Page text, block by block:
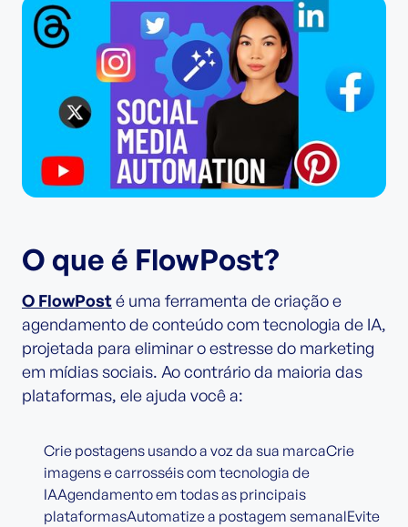
O que é FlowPost?
O FlowPosté uma ferramenta de criação e
agendamento de conteúdo com tecnologia de IA,
projetada para eliminar o estresse do marketing
em mídias sociais. Ao contrário da maioria das
plataformas, ele ajuda você a:
Crie postagens usando a voz da sua marcaCrie
imagens e carrosséis com tecnologia de
IAAgendamento em todas as principais
plataformasAutomatize a postagem semanalEvite